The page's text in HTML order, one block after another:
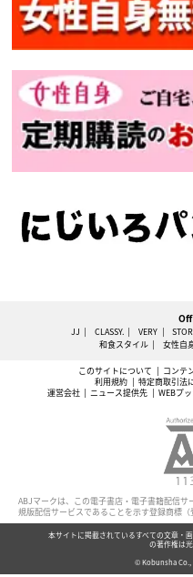
JJ CLASSY. VERY
和食スタイル
女性自
このサイトについて コンテ
利用規約
特定商取引法
運営会社
ニュース提供先 WEBプ
ABJマークは、この電子書店・電子書籍配信
規版配信サービスであることを示す登録商標（
本サイトに掲載されているすべての文章・
の著作権は
© Kobunsha Co.,